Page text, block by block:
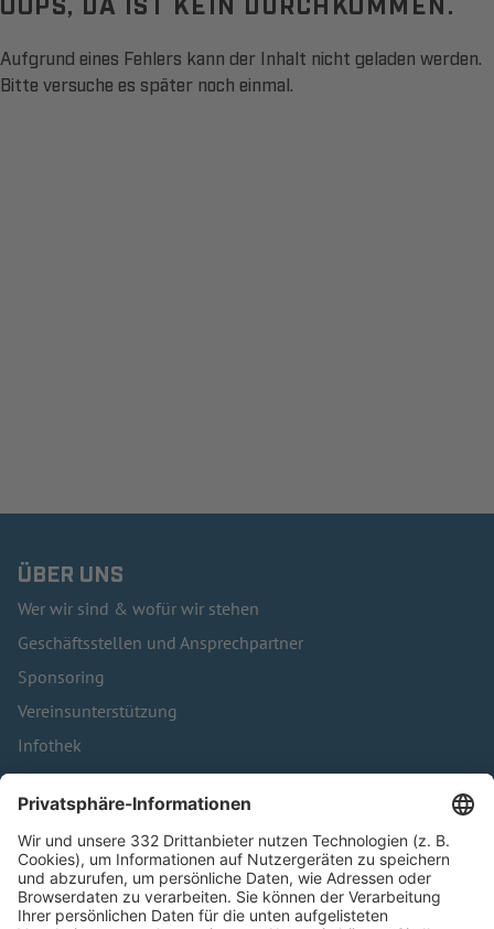
Aufgrund eines Fehlers kann der Inhalt nicht geladen werden.
Bitte versuche es später noch einmal.
ÜBER UNS
Wer wir sind & wofür wir stehen
Geschäftsstellen und Ansprechpartner
Sponsoring
Vereinsunterstützung
Infothek
Kontakt
HÄUFIG BESUCHTE SEITEN
Pässe und Vereinswechsel
Trainerausbildung